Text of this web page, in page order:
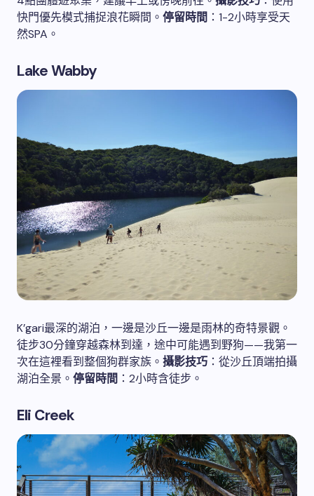
快門優先模式捕捉浪花瞬間。 停留時間 ：1-2小時享受天
然SPA。
Lake Wabby
K’gari最深的湖泊，一邊是沙丘一邊是雨林的奇特景觀。
徒步30分鐘穿越森林到達，途中可能遇到野狗——我第一
次在這裡看到整個狗群家族。 攝影技巧 ：從沙丘頂端拍攝
湖泊全景。 停留時間 ：2小時含徒步。
Eli Creek